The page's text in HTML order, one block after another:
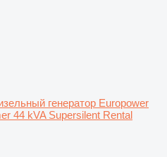
генератор Europower
44 kVA Supersilent Rental